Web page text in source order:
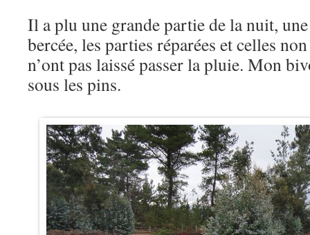
Il a plu une grande partie de la nuit,
bercée, les parties réparées et celles
n’ont pas laissé passer la pluie. Mon
sous les pins.